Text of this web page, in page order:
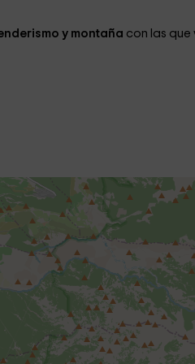
y montaña con las que